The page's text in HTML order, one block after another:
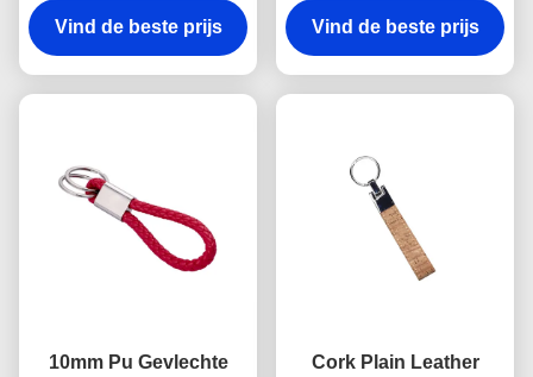
Debossingsband het
Groene Pu Epoxy
Vind de beste prijs
Personalised van de
lasergravure Dikte
Vind de beste prijs
10mm Pu Gevlechte
Cork Plain Leather